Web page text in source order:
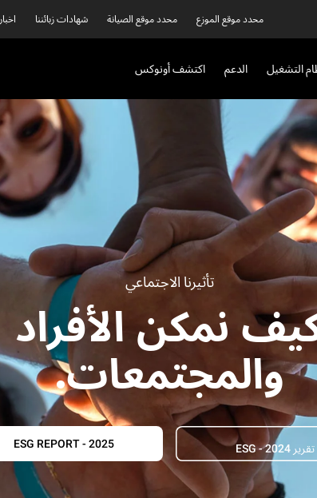
محدد موقع الموزع محدد موقع الصيانة شهادات زبائننا اخبار
التشغيل الدعم اكتشف أونوكس
تأثيرنا الاجتماعي
نمكن الأفراد
والمجتمعات.
تقرير ESG - 2024 ESG REPORT - 2025